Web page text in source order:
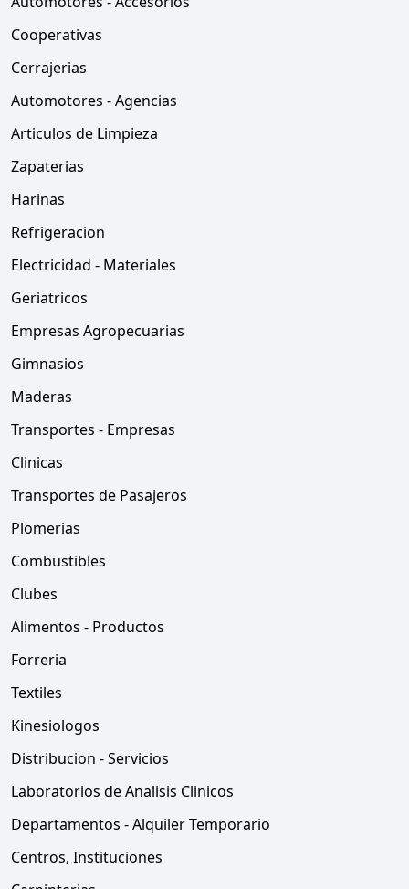
Cooperativas
Cerrajerias
Automotores - Agencias
Articulos de Limpieza
Zapaterias
Harinas
Refrigeracion
Electricidad - Materiales
Geriatricos
Empresas Agropecuarias
Gimnasios
Maderas
Transportes - Empresas
Clinicas
Transportes de Pasajeros
Plomerias
Combustibles
Clubes
Alimentos - Productos
Forreria
Textiles
Kinesiologos
Distribucion - Servicios
Laboratorios de Analisis Clinicos
Departamentos - Alquiler Temporario
Centros, Instituciones